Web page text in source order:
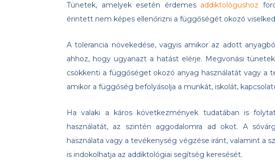
Tünetek, amelyek esetén érdemes addiktológushoz
érintett nem képes ellenőrizni a függőségét okozó
A tolerancia növekedése, vagyis amikor az adott
ahhoz, hogy ugyanazt a hatást elérje. Megvonási
csökkenti a függőséget okozó anyag használatát vagy a
amikor a függőség befolyásolja a munkát, iskolát,
Ha valaki a káros következmények tudatában is
használatát, az szintén aggodalomra ad okot. A
használata vagy a tevékenység végzése iránt, valamint a
is indokolhatja az addiktológiai segítség keresését.